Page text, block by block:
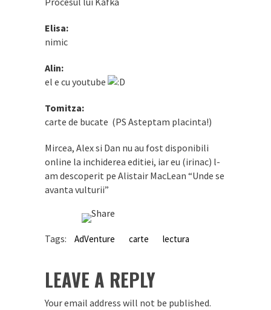
Elisa:
nimic
Alin:
el e cu youtube
Tomitza:
carte de bucate (PS Asteptam placinta!)
Mircea, Alex si Dan nu au fost disponibili
online la inchiderea editiei, iar eu (irinac) l-
am descoperit pe Alistair MacLean “Unde se
avanta vulturii”
Tags: AdVenture carte lectura
LEAVE A REPLY
Your email address will not be published.